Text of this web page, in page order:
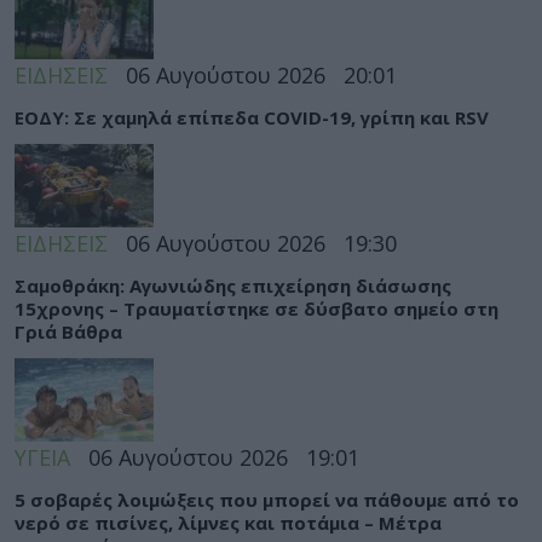
ΕΙΔΗΣΕΙΣ 06 Αυγούστου 2026 20:01
ΕΟΔΥ: Σε χαμηλά επίπεδα COVID-19, γρίπη και RSV
ΕΙΔΗΣΕΙΣ 06 Αυγούστου 2026 19:30
Σαμοθράκη: Αγωνιώδης επιχείρηση διάσωσης
15χρονης – Τραυματίστηκε σε δύσβατο σημείο στη
Γριά Βάθρα
ΥΓΕΙΑ 06 Αυγούστου 2026 19:01
5 σοβαρές λοιμώξεις που μπορεί να πάθουμε από το
νερό σε πισίνες, λίμνες και ποτάμια – Μέτρα